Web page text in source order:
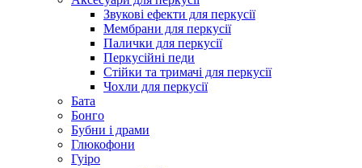
Звукові ефекти для перкусії
Мембрани для перкусії
Палички для перкусії
Перкусійні педи
Стійки та тримачі для перкусії
Чохли для перкусії
Бата
Бонго
Бубни і драми
Глюкофони
Гуіро